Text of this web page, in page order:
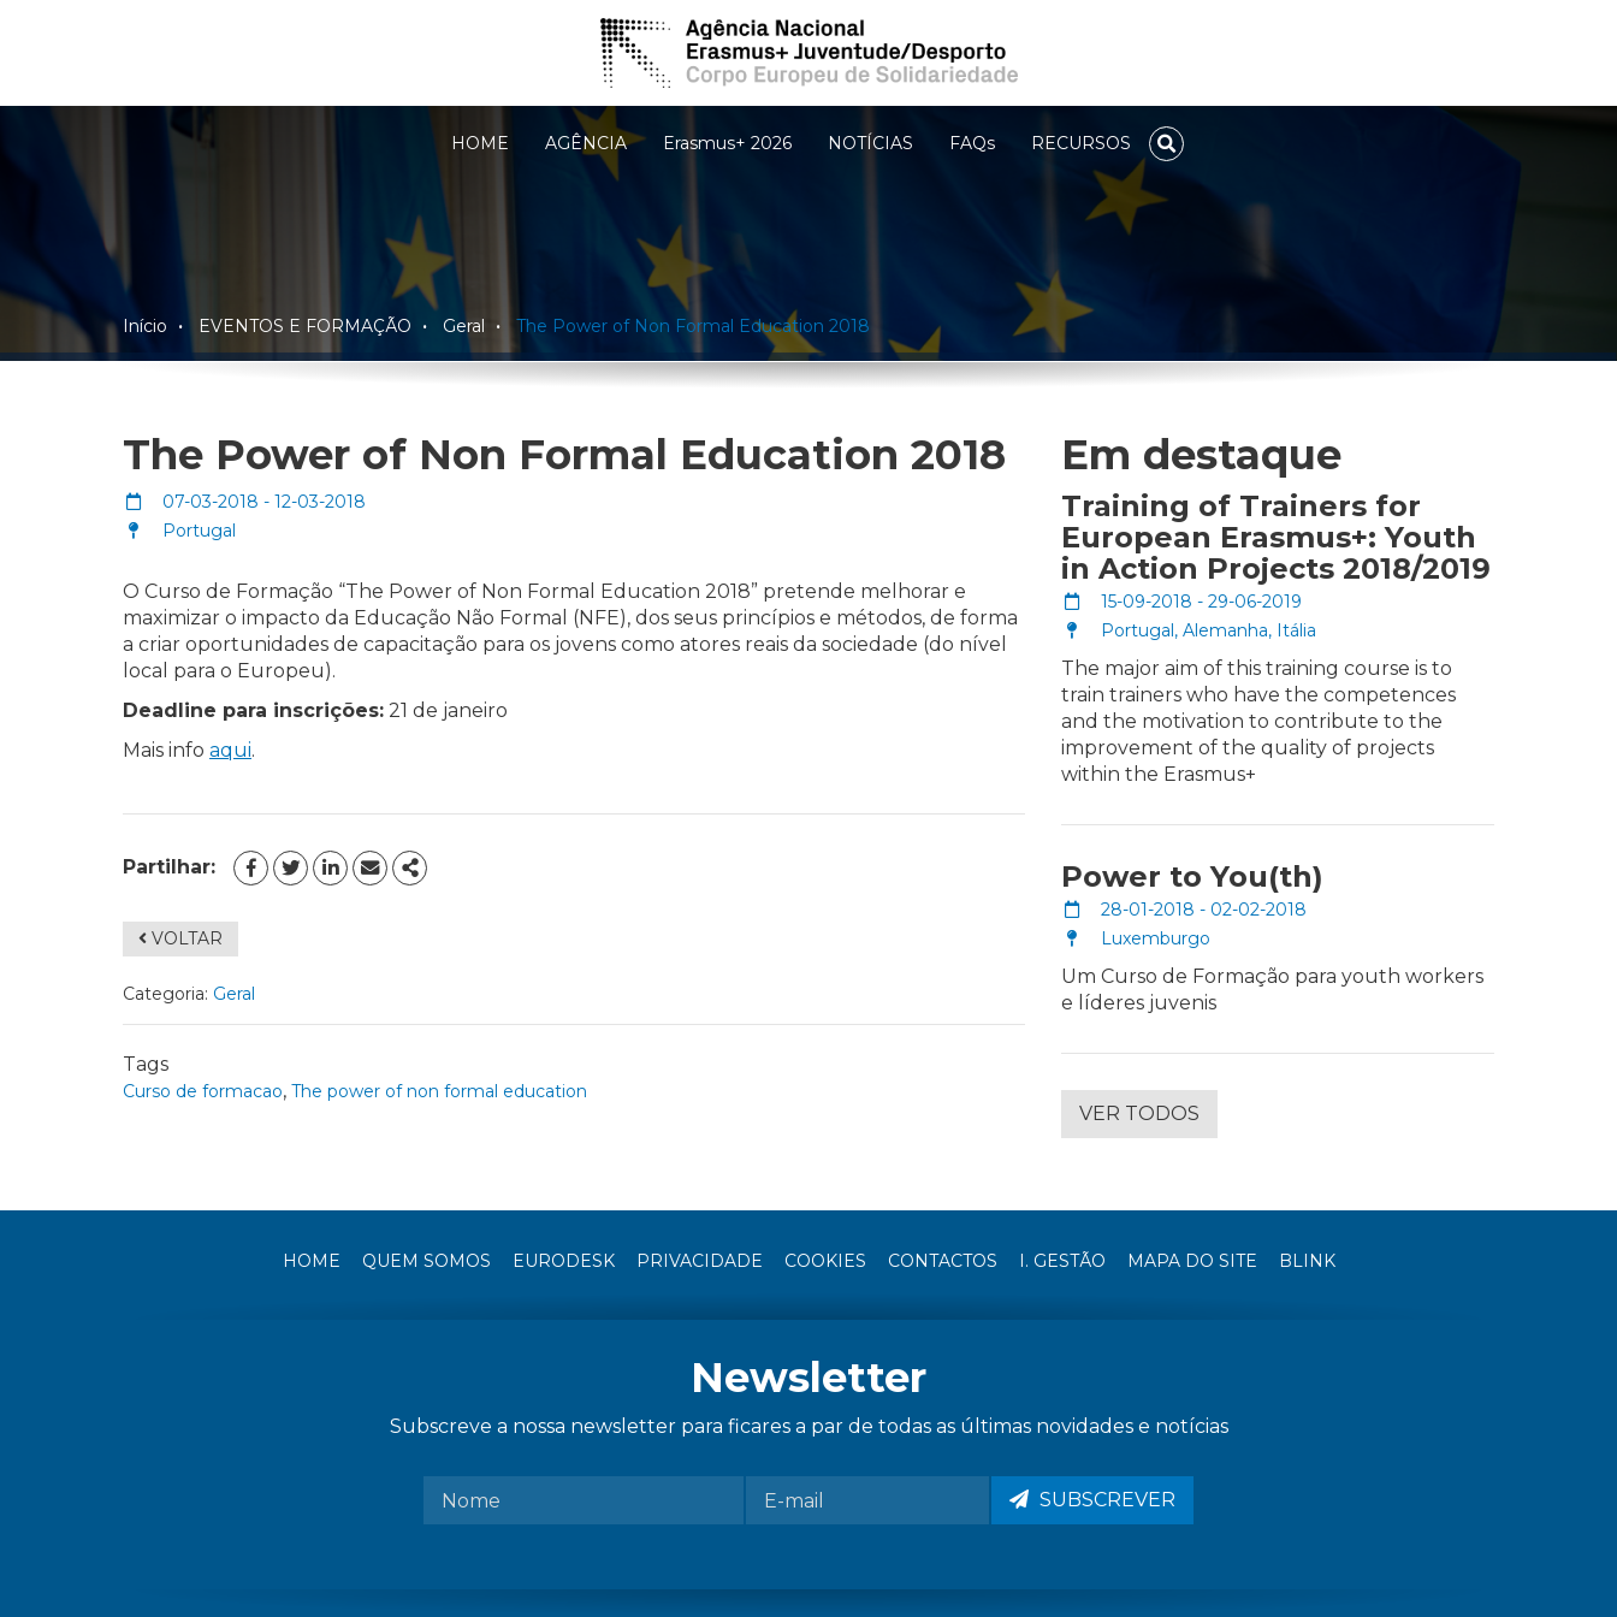
HOME AGÊNCIA Erasmus+ 2026 NOTÍCIAS FAQs RECURSOS TOGGLE SEACH
Início EVENTOS E FORMAÇÃO Geral The Power of Non Formal Education 2018
The Power of Non Formal Education 2018
07-03-2018 - 12-03-2018
Portugal
O Curso de Formação “The Power of Non Formal Education 2018” pretende melhorar e
maximizar o impacto da Educação Não Formal (NFE), dos seus princípios e métodos, de forma
a criar oportunidades de capacitação para os jovens como atores reais da sociedade (do nível
local para o Europeu).
Deadline para inscrições: 21 de janeiro
Mais info aqui.
Partilhar:
FACEBOOK
TWITTERLINKEDIN
EMAILSHARE
VOLTAR
Categoria: Geral
Tags
Curso de formacao, The power of non formal education
Em destaque
Training of Trainers for
European Erasmus+: Youth
in Action Projects 2018/2019
15-09-2018 - 29-06-2019
Portugal, Alemanha, Itália
The major aim of this training course is to
train trainers who have the competences
and the motivation to contribute to the
improvement of the quality of projects
within the Erasmus+
Power to You(th)
28-01-2018 - 02-02-2018
Luxemburgo
Um Curso de Formação para youth workers
e líderes juvenis
VER TODOS
HOME QUEM SOMOS EURODESK PRIVACIDADE COOKIES CONTACTOS I. GESTÃO MAPA DO SITE BLINK
Newsletter
Subscreve a nossa newsletter para ficares a par de todas as últimas novidades e notícias
SUBSCREVER